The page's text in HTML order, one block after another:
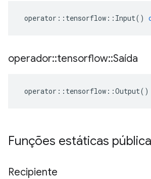
operator :: tensorflow :: Input()
operador::tensorflow::Saída
operator :: tensorflow ::Output()
Funções estáticas
Recipiente